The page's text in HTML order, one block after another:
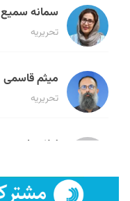
سمانه سمیع
تحریریه
میثم قاسمی
تحریریه
لیلا حنارود